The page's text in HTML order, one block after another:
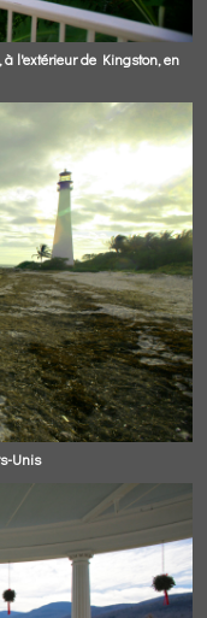
l'extérieur de Kingston, en
Unis